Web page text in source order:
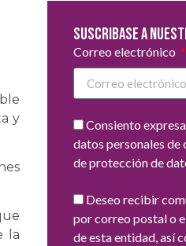
y
la
Suscribase a
Correo electrónico
Consiento
datos personales
de protección de
Deseo recibir
por correo postal o
de esta entidad, así